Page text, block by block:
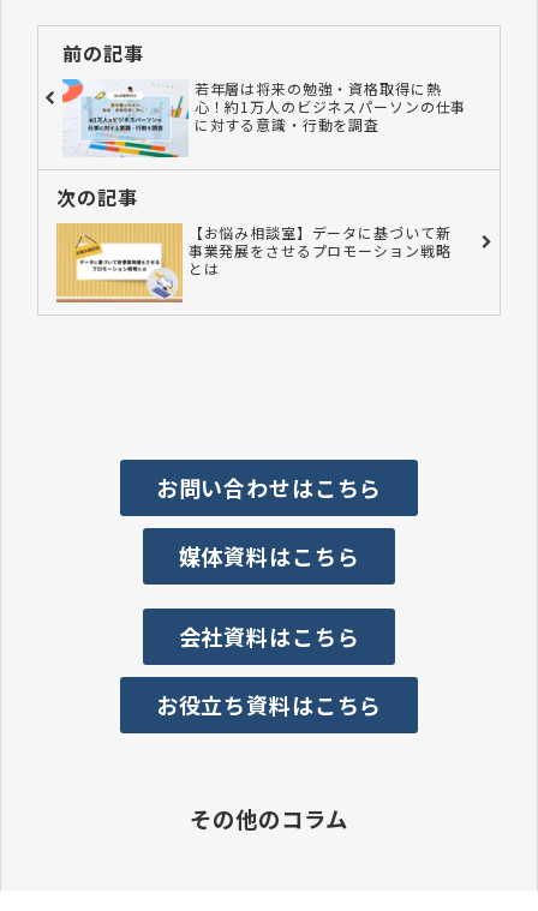
前の記事
若年層は将来の勉強・資格取得に熱
心！約1万人のビジネスパーソンの仕事
に対する意識・行動を調査
次の記事
【お悩み相談室】データに基づいて新
事業発展をさせるプロモーション戦略
とは
お問い合わせはこちら
媒体資料はこちら
会社資料はこちら
お役立ち資料はこちら
その他のコラム